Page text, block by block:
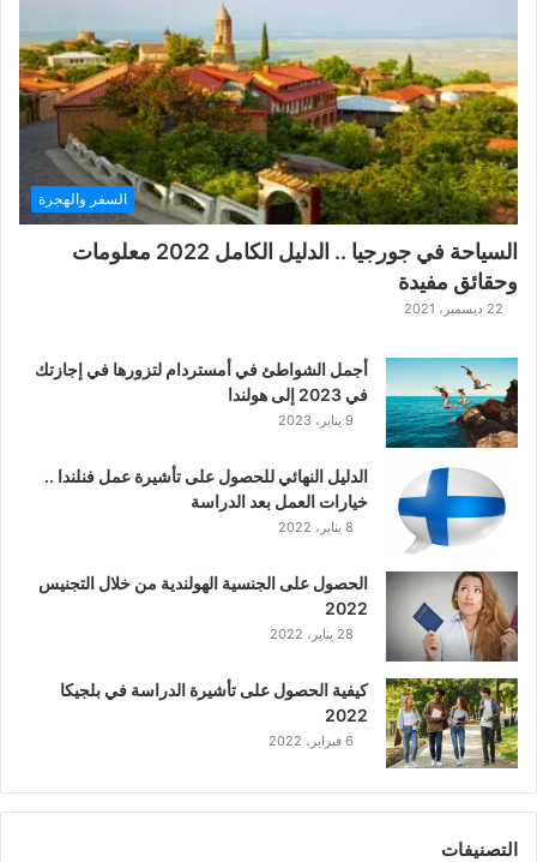
ر
ب
ا
ل
ت
ت
ا
ا
ل
ا
س
ي
ك
ر
ب
ي
ة
السفر والهجرة
السياحة في جورجيا .. الدليل الكامل 2022 معلومات
وحقائق مفيدة
22 ديسمبر، 2021
أجمل الشواطئ في أمستردام لتزورها في إجازتك
في 2023 إلى هولندا
9 يناير، 2023
الدليل النهائي للحصول على تأشيرة عمل فنلندا ..
خيارات العمل بعد الدراسة
8 يناير، 2022
الحصول على الجنسية الهولندية من خلال التجنيس
2022
28 يناير، 2022
كيفية الحصول على تأشيرة الدراسة في بلجيكا
2022
6 فبراير، 2022
التصنيفات